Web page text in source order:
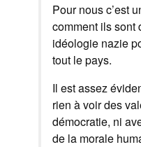
Pour nous c’est
comment ils sont
idéologie nazie
tout le pays.
Il est assez
rien à voir des
démocratie, ni
de la morale